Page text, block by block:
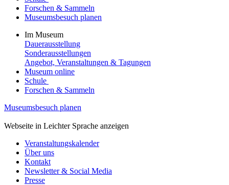
Forschen & Sammeln
Museumsbesuch planen
Im Museum
Dauerausstellung
Sonderausstellungen
Angebot, Veranstaltungen & Tagungen
Museum online
Schule
Forschen & Sammeln
Museumsbesuch planen
Webseite in Leichter Sprache anzeigen
Veranstaltungskalender
Über uns
Kontakt
Newsletter & Social Media
Presse